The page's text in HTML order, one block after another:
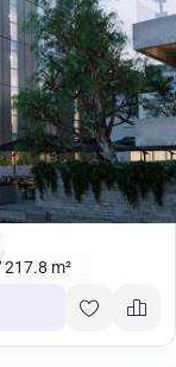
217.8 m²